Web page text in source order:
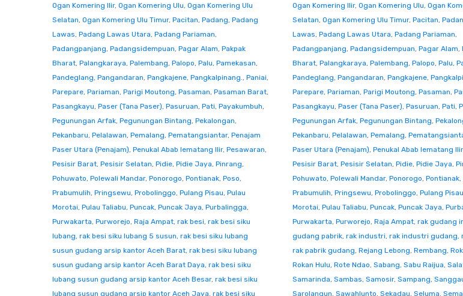
Ogan Komering Ilir, Ogan Komering Ulu, Ogan Komering Ulu
Selatan, Ogan Komering Ulu Timur, Pacitan, Padang, Padang
Lawas, Padang Lawas Utara, Padang Pariaman,
Padangpanjang, Padangsidempuan, Pagar Alam, Pakpak
Bharat, Palangkaraya, Palembang, Palopo, Palu, Pamekasan,
Pandeglang, Pangandaran, Pangkajene, Pangkalpinang., Paniai,
Parepare, Pariaman, Parigi Moutong, Pasaman, Pasaman Barat,
Pasangkayu, Paser (Tana Paser), Pasuruan, Pati, Payakumbuh,
Pegunungan Arfak, Pegunungan Bintang, Pekalongan,
Pekanbaru, Pelalawan, Pemalang, Pematangsiantar, Penajam
Paser Utara (Penajam), Penukal Abab lematang Ilir, Pesawaran,
Pesisir Barat, Pesisir Selatan, Pidie, Pidie Jaya, Pinrang,
Pohuwato, Polewali Mandar, Ponorogo, Pontianak, Poso,
Prabumulih, Pringsewu, Probolinggo, Pulang Pisau, Pulau
Morotai, Pulau Taliabu, Puncak, Puncak Jaya, Purbalingga,
Purwakarta, Purworejo, Raja Ampat, rak besi, rak besi siku
lubang, rak besi siku lubang 5 susun, rak besi siku lubang
susun gudang arsip kantor Aceh Barat, rak besi siku lubang
susun gudang arsip kantor Aceh Barat Daya, rak besi siku
lubang susun gudang arsip kantor Aceh Besar, rak besi siku
lubang susun gudang arsip kantor Aceh Jaya, rak besi siku
Ogan Komering Ilir, Ogan Komering Ulu, Ogan
Selatan, Ogan Komering Ulu Timur, Pacitan,
Lawas, Padang Lawas Utara, Padang Pariaman,
Padangpanjang, Padangsidempuan, Pagar Alam,
Bharat, Palangkaraya, Palembang, Palopo, Palu,
Pandeglang, Pangandaran, Pangkajene,
Parepare, Pariaman, Parigi Moutong, Pasaman,
Pasangkayu, Paser (Tana Paser), Pasuruan, Pati,
Pegunungan Arfak, Pegunungan Bintang,
Pekanbaru, Pelalawan, Pemalang,
Paser Utara (Penajam), Penukal Abab lematang Ilir
Pesisir Barat, Pesisir Selatan, Pidie, Pidie Jaya,
Pohuwato, Polewali Mandar, Ponorogo, Pontianak,
Prabumulih, Pringsewu, Probolinggo, Pulang Pisau
Morotai, Pulau Taliabu, Puncak, Puncak Jaya,
Purwakarta, Purworejo, Raja Ampat, rak gudang
gudang pabrik, rak industri, rak industri gudang,
rak pabrik gudang, Rejang Lebong, Rembang,
Rokan Hulu, Rote Ndao, Sabang, Sabu Raijua,
Samarinda, Sambas, Samosir, Sampang,
Sarolangun, Sawahlunto, Sekadau, Seluma,